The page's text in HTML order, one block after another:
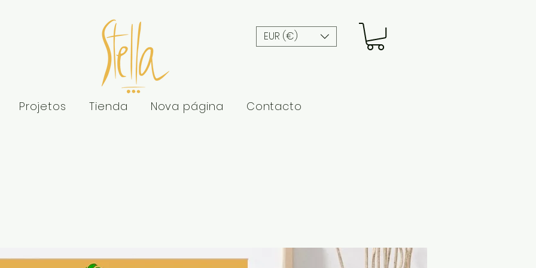
EUR (€)
Projetos Tienda Nova página Contacto